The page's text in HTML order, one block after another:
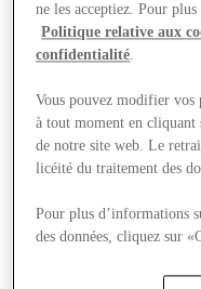
ne les acceptiez. Pour
Politique relative aux
confidentialité.
Vous pouvez modifier vos
à tout moment en cliquant
de notre site web. Le
licéité du traitement des
Pour plus d’informations
des données, cliquez sur